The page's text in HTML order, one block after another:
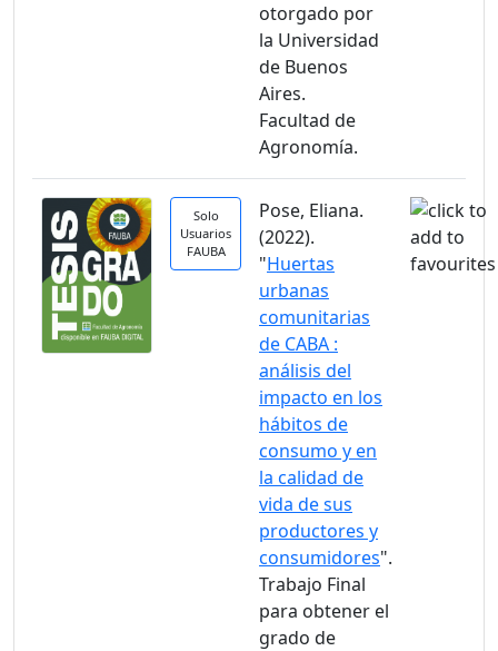
otorgado por
la Universidad
de Buenos
Aires.
Facultad de
Agronomía.
Solo
Usuarios
FAUBA
Pose, Eliana.
(2022).
"Huertas
urbanas
comunitarias
de CABA :
análisis del
impacto en los
hábitos de
consumo y en
la calidad de
vida de sus
productores y
consumidores".
Trabajo Final
para obtener el
grado de